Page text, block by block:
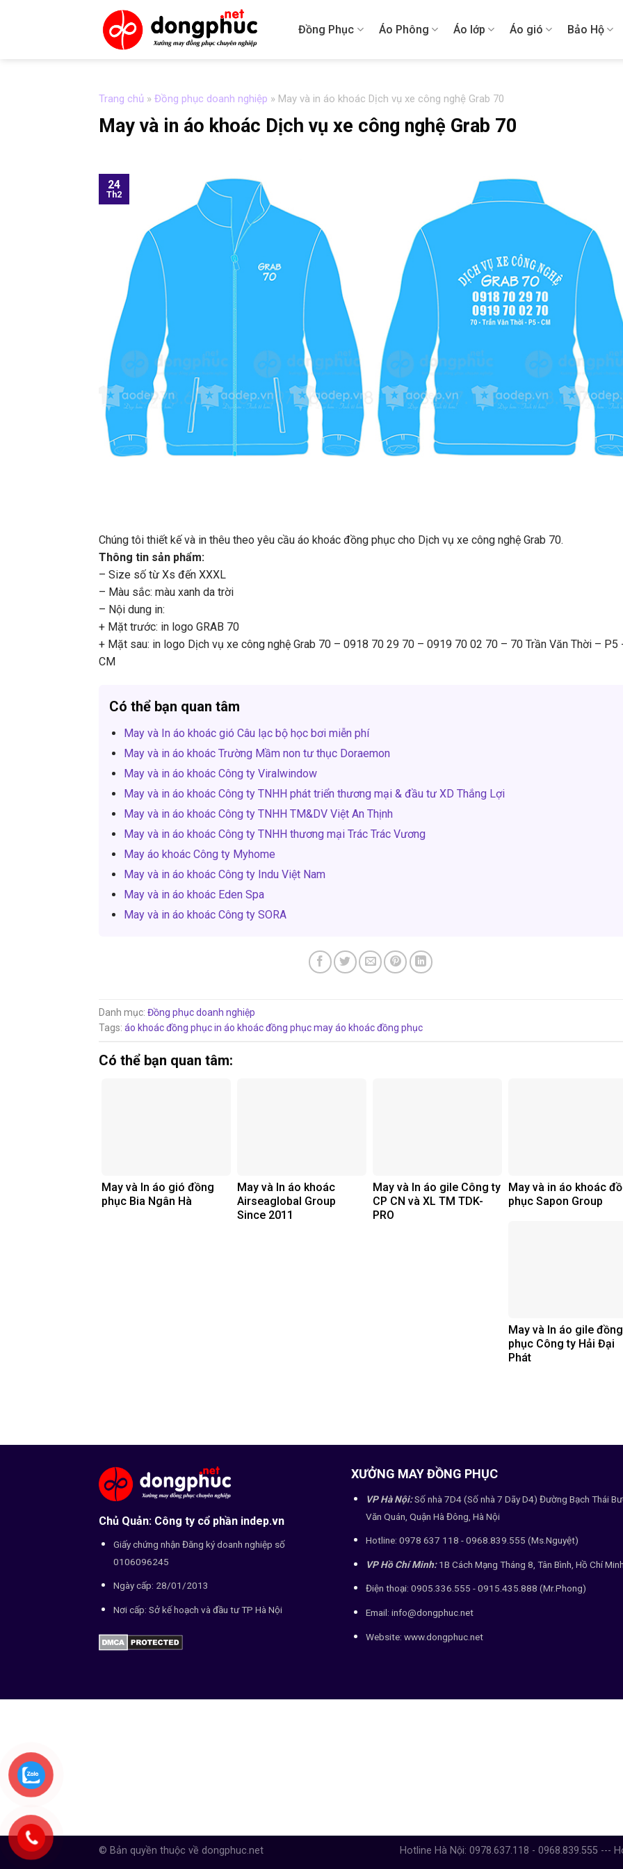
Đồng Phục Áo Phông Áo lớp Áo gió Bảo Hộ
Trang chủ » Đồng phục doanh nghiệp » May và in áo khoác Dịch vụ xe công nghệ Grab 70
May và in áo khoác Dịch vụ xe công nghệ Grab 70
24
Th2
Chúng tôi thiết kế và in thêu theo yêu cầu áo khoác đồng phục cho Dịch vụ xe công nghệ Grab 70.
Thông tin sản phẩm:
– Size số từ Xs đến XXXL
– Màu sắc: màu xanh da trời
– Nội dung in:
+ Mặt trước: in logo GRAB 70
+ Mặt sau: in logo Dịch vụ xe công nghệ Grab 70 – 0918 70 29 70 – 0919 70 02 70 – 70 Trần Văn Thời – P5
CM
Có thể bạn quan tâm
May và In áo khoác gió Câu lạc bộ học bơi miễn phí
May và in áo khoác Trường Mầm non tư thục Doraemon
May và in áo khoác Công ty Viralwindow
May và in áo khoác Công ty TNHH phát triển thương mại & đầu tư XD Thắng Lợi
May và in áo khoác Công ty TNHH TM&DV Việt An Thịnh
May và in áo khoác Công ty TNHH thương mại Trác Trác Vương
May áo khoác Công ty Myhome
May và in áo khoác Công ty Indu Việt Nam
May và in áo khoác Eden Spa
May và in áo khoác Công ty SORA
Danh mục: Đồng phục doanh nghiệp
Tags: áo khoác đồng phụcin áo khoác đồng phụcmay áo khoác đồng phục
Có thể bạn quan tâm:
May và In áo gió đồng
phục Bia Ngân Hà
May và In áo khoác
Airseaglobal Group
Since 2011
May và In áo gile Công ty
CP CN và XL TM TDK-
PRO
May và in áo khoác
phục Sapon Group
May và In áo gile đồng
phục Công ty Hải Đại
Phát
Chủ Quản: Công ty cổ phần indep.vn
Giấy chứng nhận Đăng ký doanh nghiệp số
0106096245
Ngày cấp: 28/01/2013
Nơi cấp: Sở kế hoạch và đầu tư TP Hà Nội
XƯỞNG MAY ĐỒNG PHỤC
VP Hà Nội:Số nhà 7D4 (Số nhà 7 Dãy D4) Đường Bạch Thái
Văn Quán, Quận Hà Đông, Hà Nội
Hotline: 0978 637 118 - 0968.839.555 (Ms.Nguyệt)
VP Hồ Chí Minh:1B Cách Mạng Tháng 8, Tân Bình, Hồ Chí
Điện thoại: 0905.336.555 - 0915.435.888 (Mr.Phong)
Email: info@dongphuc.net
Website:www.dongphuc.net
Hotline Hà Nội: 0978.637.118 - 0968.839.555 ---
© Bản quyền thuộc về dongphuc.net